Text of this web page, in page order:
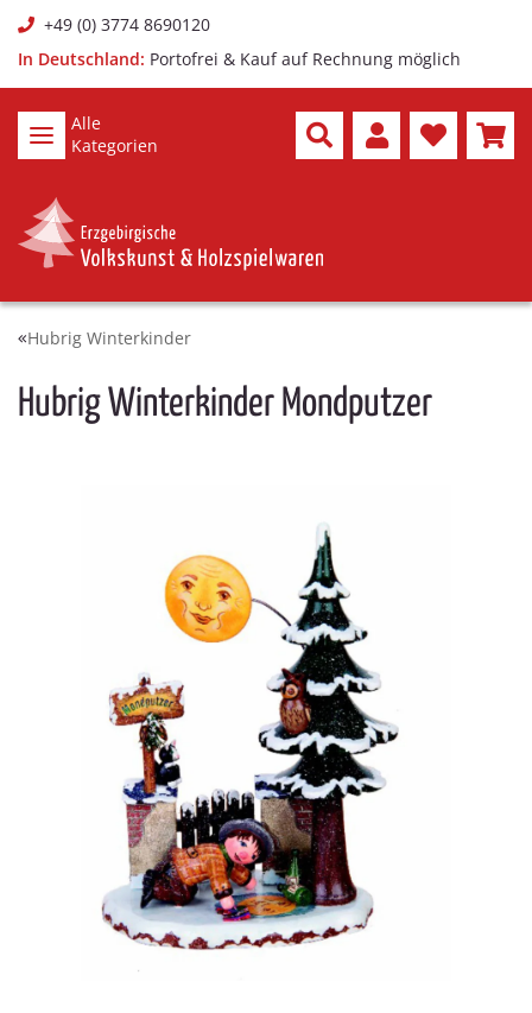
+49 (0) 3774 8690120
In Deutschland: Portofrei & Kauf auf Rechnung möglich
Alle
Kategorien
Hubrig Winterkinder
Hubrig Winterkinder Mondputzer